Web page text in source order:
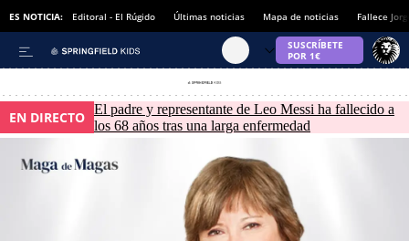
ES NOTICIA: Editoral - El Rúgido Últimas noticias Mapa de noticias Fallece
EN DIRECTO El padre y representante de Leo Messi ha fallecido a
los 68 años tras una larga enfermedad